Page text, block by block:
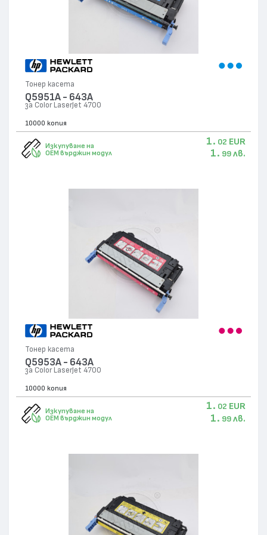
Тонер касета
Q5951A - 643A
за Color LaserJet 4700
10000 копия
Изкупуване на
OEM върджин модул
1. 02 EUR
1. 99 лв.
Тонер касета
Q5953A - 643A
за Color LaserJet 4700
10000 копия
Изкупуване на
OEM върджин модул
1. 02 EUR
1. 99 лв.